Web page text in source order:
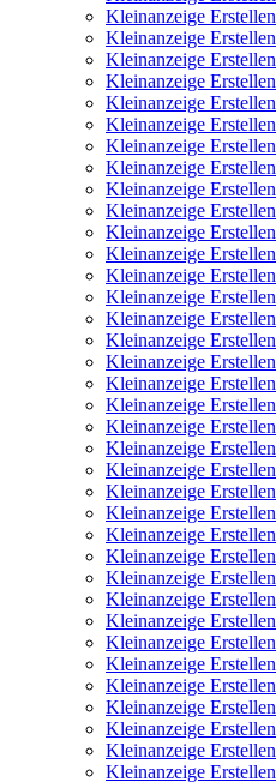
Kleinanzeige Erstellen
Kleinanzeige Erstellen
Kleinanzeige Erstellen
Kleinanzeige Erstellen
Kleinanzeige Erstellen
Kleinanzeige Erstellen
Kleinanzeige Erstellen
Kleinanzeige Erstellen
Kleinanzeige Erstellen
Kleinanzeige Erstellen
Kleinanzeige Erstellen
Kleinanzeige Erstellen
Kleinanzeige Erstellen
Kleinanzeige Erstellen
Kleinanzeige Erstellen
Kleinanzeige Erstellen
Kleinanzeige Erstellen
Kleinanzeige Erstellen
Kleinanzeige Erstellen
Kleinanzeige Erstellen
Kleinanzeige Erstellen
Kleinanzeige Erstellen
Kleinanzeige Erstellen
Kleinanzeige Erstellen
Kleinanzeige Erstellen
Kleinanzeige Erstellen
Kleinanzeige Erstellen
Kleinanzeige Erstellen
Kleinanzeige Erstellen
Kleinanzeige Erstellen
Kleinanzeige Erstellen
Kleinanzeige Erstellen
Kleinanzeige Erstellen
Kleinanzeige Erstellen
Kleinanzeige Erstellen
Kleinanzeige Erstellen